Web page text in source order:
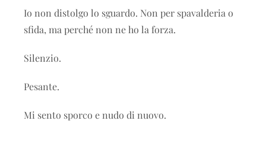
Io non distolgo lo sguardo. Non per spavalderia o
sfida, ma perché non ne ho la forza.
Silenzio.
Pesante.
Mi sento sporco e nudo di nuovo.